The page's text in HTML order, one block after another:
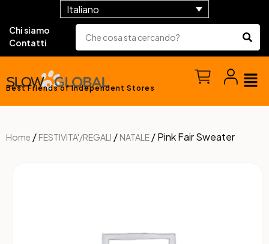
Italiano
Chi siamo
Contatti
Best Friends of Independent Stores
Home / FESTIVITA'/REGALI / NATALE / Pink Fair Sweater